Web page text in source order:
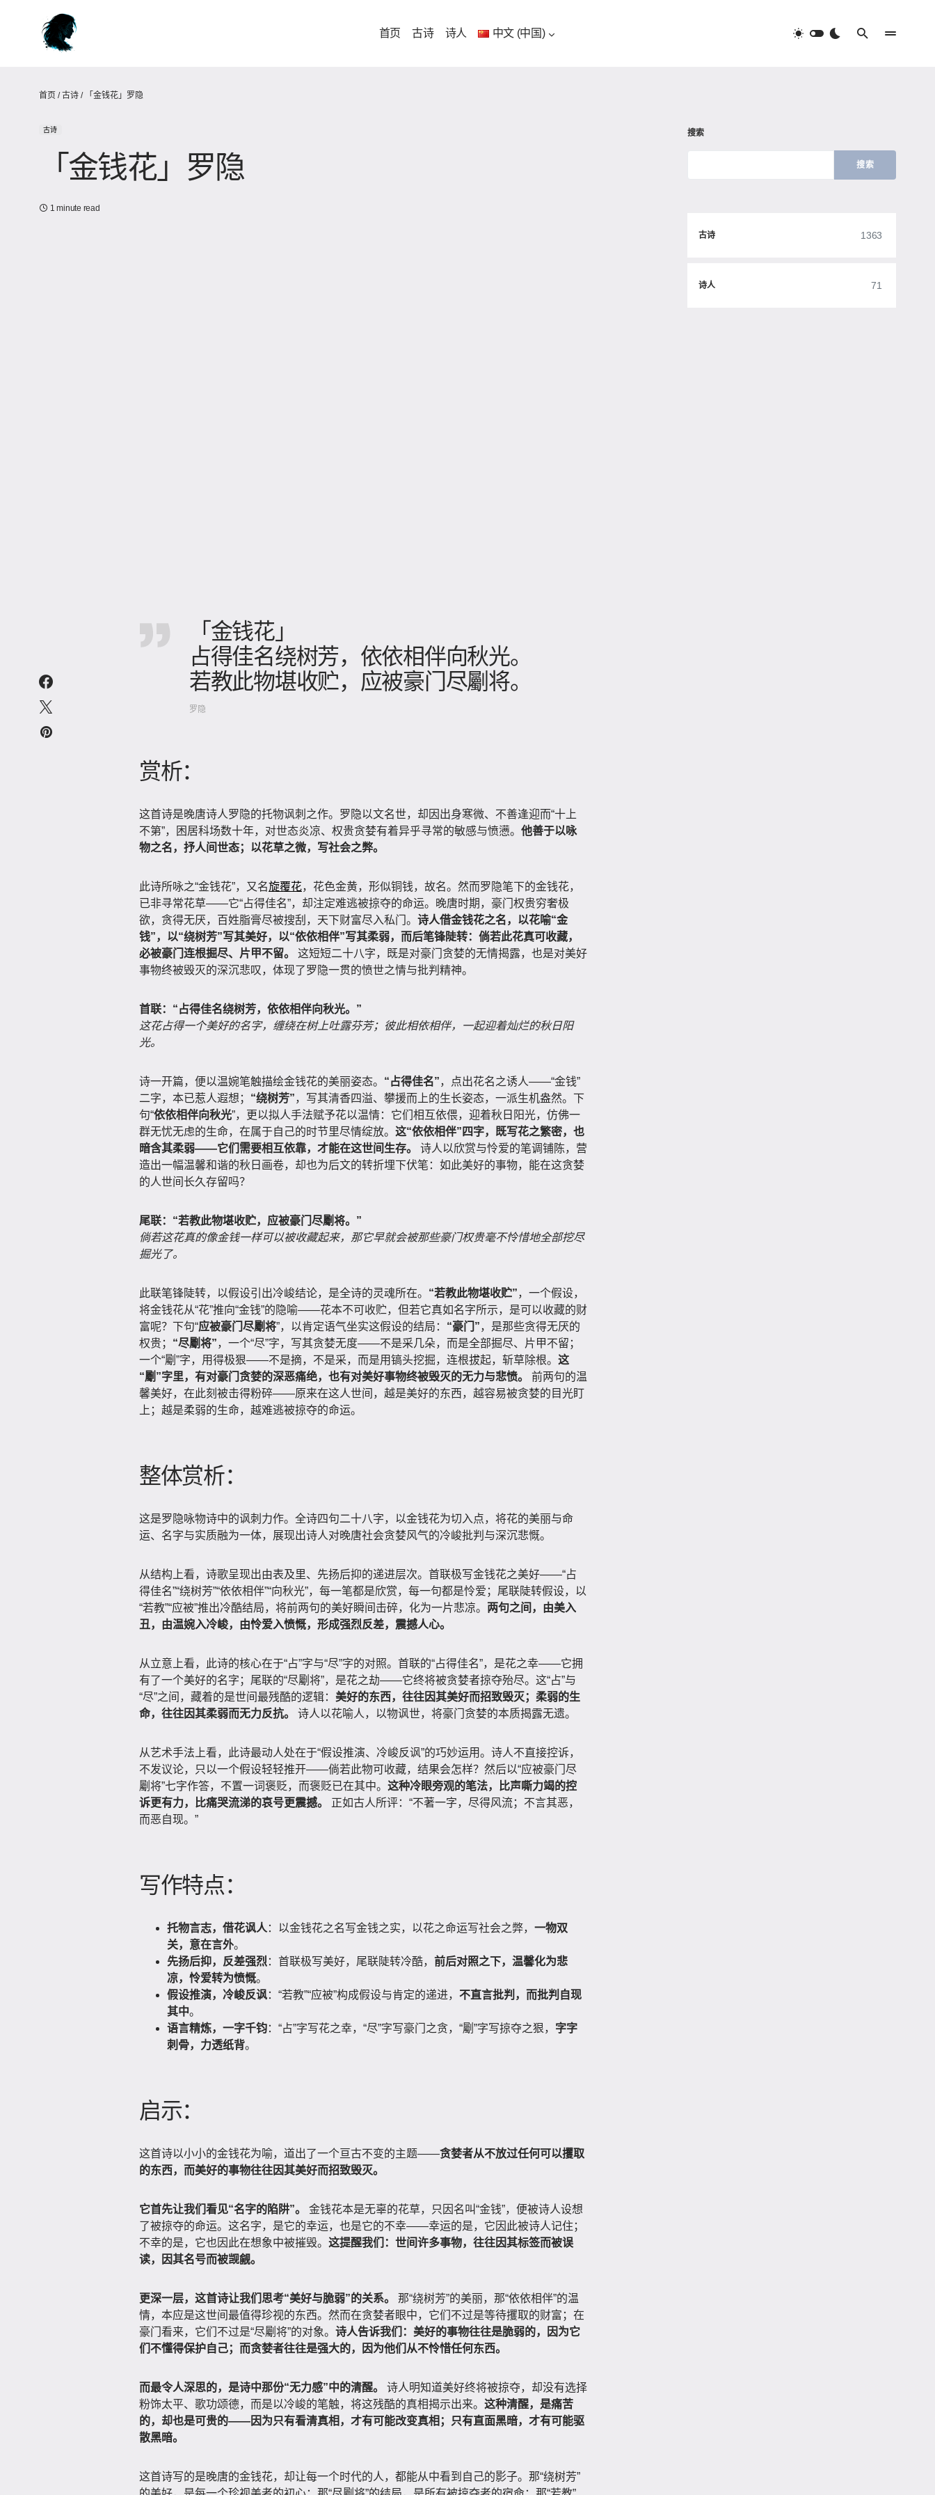
首页 古诗 诗人 中文 (中国)
首页 /古诗 / 「金钱花」罗隐
古诗
「金钱花」罗隐
1 minute read
「金钱花」
占得佳名绕树芳，依依相伴向秋光。
若教此物堪收贮，应被豪门尽劚将​。
罗隐
赏析：
这首诗是晚唐诗人罗隐的托物讽刺之作。罗隐以文名世，却因出身寒微、不善逢迎而“十上
不第”，困居科场数十年，对世态炎凉、权贵贪婪有着异乎寻常的敏感与愤懑。 他善于以咏
物之名，抒人间世态；以花草之微，写社会之弊。
此诗所咏之“金钱花”，又名旋覆花，花色金黄，形似铜钱，故名。然而罗隐笔下的金钱花，
已非寻常花草——它“占得佳名”，却注定难逃被掠夺的命运。晚唐时期，豪门权贵穷奢极
欲，贪得无厌，百姓脂膏尽被搜刮，天下财富尽入私门。 诗人借金钱花之名，以花喻“金
钱”，以“绕树芳”写其美好，以“依依相伴”写其柔弱，而后笔锋陡转：倘若此花真可收藏，
必被豪门连根掘尽、片甲不留。
这短短二十八字，既是对豪门贪婪的无情揭露，也是对美好
事物终被毁灭的深沉悲叹，体现了罗隐一贯的愤世之情与批判精神。
首联：“占得佳名绕树芳，依依相伴向秋光。”
这花占得一个美好的名字，缠绕在树上吐露芬芳；彼此相依相伴，一起迎着灿烂的秋日阳
光。
诗一开篇，便以温婉笔触描绘金钱花的美丽姿态。 “占得佳名”，点出花名之诱人——“金钱”
二字，本已惹人遐想； “绕树芳”，写其清香四溢、攀援而上的生长姿态，一派生机盎然。下
句“依依相伴向秋光”，更以拟人手法赋予花以温情：它们相互依偎，迎着秋日阳光，仿佛一
群无忧无虑的生命，在属于自己的时节里尽情绽放。 这“依依相伴”四字，既写花之繁密，也
暗含其柔弱——它们需要相互依靠，才能在这世间生存。
诗人以欣赏与怜爱的笔调铺陈，营
造出一幅温馨和谐的秋日画卷，却也为后文的转折埋下伏笔：如此美好的事物，能在这贪婪
的人世间长久存留吗？
尾联：“若教此物堪收贮，应被豪门尽劚将。”
倘若这花真的像金钱一样可以被收藏起来，那它早就会被那些豪门权贵毫不怜惜地全部挖尽
掘光了。
此联笔锋陡转，以假设引出冷峻结论，是全诗的灵魂所在。 “若教此物堪收贮”，一个假设，
将金钱花从“花”推向“金钱”的隐喻——花本不可收贮，但若它真如名字所示，是可以收藏的财
富呢？下句“应被豪门尽劚将”，以肯定语气坐实这假设的结局： “豪门”，是那些贪得无厌的
权贵； “尽劚将”，一个“尽”字，写其贪婪无度——不是采几朵，而是全部掘尽、片甲不留；
一个“劚”字，用得极狠——不是摘，不是采，而是用镐头挖掘，连根拔起，斩草除根。 这
“劚”字里，有对豪门贪婪的深恶痛绝，也有对美好事物终被毁灭的无力与悲愤。
前两句的温
馨美好，在此刻被击得粉碎——原来在这人世间，越是美好的东西，越容易被贪婪的目光盯
上；越是柔弱的生命，越难逃被掠夺的命运。
整体赏析：
这是罗隐咏物诗中的讽刺力作。全诗四句二十八字，以金钱花为切入点，将花的美丽与命
运、名字与实质融为一体，展现出诗人对晚唐社会贪婪风气的冷峻批判与深沉悲慨。
从结构上看，诗歌呈现出由表及里、先扬后抑的递进层次。首联极写金钱花之美好——“占
得佳名”“绕树芳”“依依相伴”“向秋光”，每一笔都是欣赏，每一句都是怜爱；尾联陡转假设，以
“若教”“应被”推出冷酷结局，将前两句的美好瞬间击碎，化为一片悲凉。 两句之间，由美入
丑，由温婉入冷峻，由怜爱入愤慨，形成强烈反差，震撼人心。
从立意上看，此诗的核心在于“占”字与“尽”字的对照。首联的“占得佳名”，是花之幸——它拥
有了一个美好的名字；尾联的“尽劚将”，是花之劫——它终将被贪婪者掠夺殆尽。这“占”与
“尽”之间，藏着的是世间最残酷的逻辑： 美好的东西，往往因其美好而招致毁灭；柔弱的生
命，往往因其柔弱而无力反抗。
诗人以花喻人，以物讽世，将豪门贪婪的本质揭露无遗。
从艺术手法上看，此诗最动人处在于“假设推演、冷峻反讽”的巧妙运用。诗人不直接控诉，
不发议论，只以一个假设轻轻推开——倘若此物可收藏，结果会怎样？然后以“应被豪门尽
劚将”七字作答，不置一词褒贬，而褒贬已在其中。 这种冷眼旁观的笔法，比声嘶力竭的控
诉更有力，比痛哭流涕的哀号更震撼。
正如古人所评：“不著一字，尽得风流；不言其恶，
而恶自现。”
写作特点：
托物言志，借花讽人 ：以金钱花之名写金钱之实，以花之命运写社会之弊， 一物双
关，意在言外。
先扬后抑，反差强烈 ：首联极写美好，尾联陡转冷酷， 前后对照之下，温馨化为悲
凉，怜爱转为愤慨。
假设推演，冷峻反讽：“若教”“应被”构成假设与肯定的递进， 不直言批判，而批判自现
其中。
语言精炼，一字千钧：“占”字写花之幸，“尽”字写豪门之贪，“劚”字写掠夺之狠， 字字
刺骨，力透纸背。
启示：
这首诗以小小的金钱花为喻，道出了一个亘古不变的主题——贪婪者从不放过任何可以攫取
的东西，而美好的事物往往因其美好而招致毁灭。
它首先让我们看见“名字的陷阱”。
金钱花本是无辜的花草，只因名叫“金钱”，便被诗人设想
了被掠夺的命运。这名字，是它的幸运，也是它的不幸——幸运的是，它因此被诗人记住；
不幸的是，它也因此在想象中被摧毁。 这提醒我们：世间许多事物，往往因其标签而被误
读，因其名号而被觊觎。
更深一层，这首诗让我们思考“美好与脆弱”的关系。
那“绕树芳”的美丽，那“依依相伴”的温
情，本应是这世间最值得珍视的东西。然而在贪婪者眼中，它们不过是等待攫取的财富；在
豪门看来，它们不过是“尽劚将”的对象。 诗人告诉我们：美好的事物往往是脆弱的，因为它
们不懂得保护自己；而贪婪者往往是强大的，因为他们从不怜惜任何东西。
而最令人深思的，是诗中那份“无力感”中的清醒。
诗人明知道美好终将被掠夺，却没有选择
粉饰太平、歌功颂德，而是以冷峻的笔触，将这残酷的真相揭示出来。 这种清醒，是痛苦
的，却也是可贵的——因为只有看清真相，才有可能改变真相；只有直面黑暗，才有可能驱
散黑暗。
这首诗写的是晚唐的金钱花，却让每一个时代的人，都能从中看到自己的影子。那“绕树芳”
搜索
搜索
古诗 1363
诗人 71